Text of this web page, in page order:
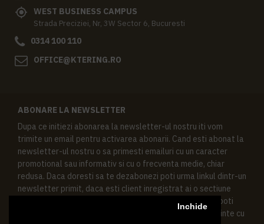
Inchide
WEST BUSINESS CAMPUS
Strada Preciziei, Nr, 3W Sector 6, Bucuresti
0314 100 110
OFFICE@KTERING.RO
ABONARE LA NEWSLETTER
Dupa ce initiezi abonarea la newsletter-ul nostru iti vom
trimite un email pentru activarea abonarii. Cand esti abonat la
newsletter-ul nostru o sa primesti emailuri cu un caracter
promotional sau informativ si cu o frecventa medie, chiar
redusa. Daca doresti sa te dezabonezi poti urma linkul dintr-un
newsletter primit, daca esti client inregistrat ai o sectiune
speciala in contul tau in acest scop, si de asemenea ne poti
contacta oricand pe email pentru orice intrebari sau cerinte cu